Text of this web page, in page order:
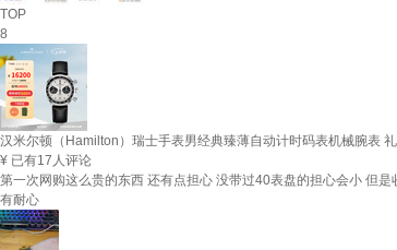
TOP
8
汉米尔顿（Hamilton）瑞士手表男经典臻薄自动计时码表机械腕表
¥ 已有17人评论
第一次网购这么贵的东西 还有点担心 没带过40表盘的担心会小 但
有耐心